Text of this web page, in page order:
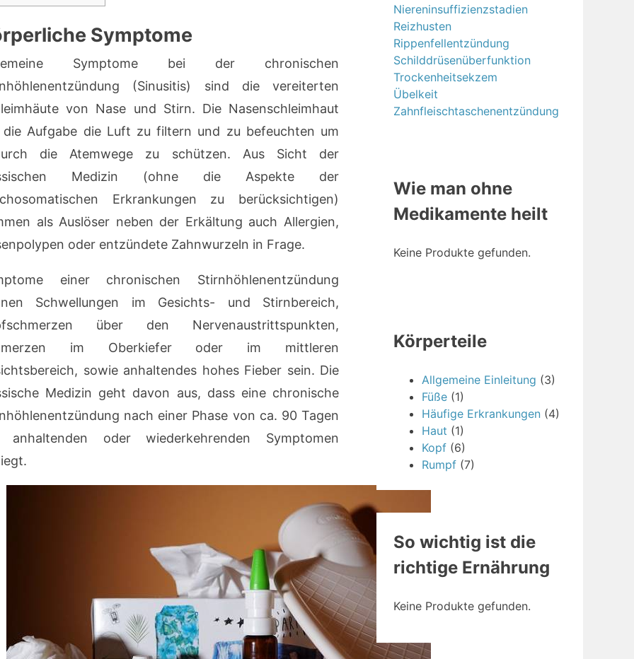
Symptome
Symptome bei der chronischen
(Sinusitis) sind die vereiterten
von Nase und Stirn. Die Nasenschleimhaut
Aufgabe die Luft zu filtern und zu befeuchten um
die Atemwege zu schützen. Aus Sicht der
Medizin (ohne die Aspekte der
Erkrankungen zu berücksichtigen)
als Auslöser neben der Erkältung auch Allergien,
oder entzündete Zahnwurzeln in Frage.
einer chronischen Stirnhöhlenentzündung
Schwellungen im Gesichts- und Stirnbereich,
über den Nervenaustrittspunkten,
im Oberkiefer oder im mittleren
sowie anhaltendes hohes Fieber sein. Die
Medizin geht davon aus, dass eine chronische
nach einer Phase von ca. 90 Tagen
anhaltenden oder wiederkehrenden Symptomen
Niereninsuffizienzstadien
Reizhusten
Rippenfellentzündung
Schilddrüsenüberfunktion
Trockenheitsekzem
Übelkeit
Zahnfleischtaschenentzündung
Wie man ohne
Medikamente heilt
Keine Produkte gefunden.
Körperteile
Allgemeine Einleitung (3)
Füße (1)
Häufige Erkrankungen (4)
Haut (1)
Kopf (6)
Rumpf (7)
So wichtig ist die
richtige Ernährung
Keine Produkte gefunden.